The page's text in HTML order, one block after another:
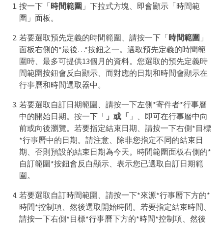
按一下「時間範圍 」下拉式方塊、即會顯示「時間範
圍」面板。
若要選取預先定義的時間範圍、請按一下「時間範圍 」
面板右側的*最後…​*按鈕之一。選取預先定義的時間範
圍時、最多可提供13個月的資料。您選取的預先定義時
間範圍按鈕會反白顯示、而對應的日期和時間會顯示在
行事曆和時間選取器中。
若要選取自訂日期範圍、請按一下左側*寄件者*行事曆
中的開始日期。按一下「 」或「 」、即可在行事曆中向
前或向後瀏覽。若要指定結束日期、請按一下右側*目標
*行事曆中的日期。請注意、除非您指定不同的結束日
期、否則預設的結束日期為今天。時間範圍面板右側的*
自訂範圍*按鈕會反白顯示、表示您已選取自訂日期範
圍。
若要選取自訂時間範圍、請按一下*來源*行事曆下方的*
時間*控制項、然後選取開始時間。若要指定結束時間、
請按一下右側*目標*行事曆下方的*時間*控制項、然後